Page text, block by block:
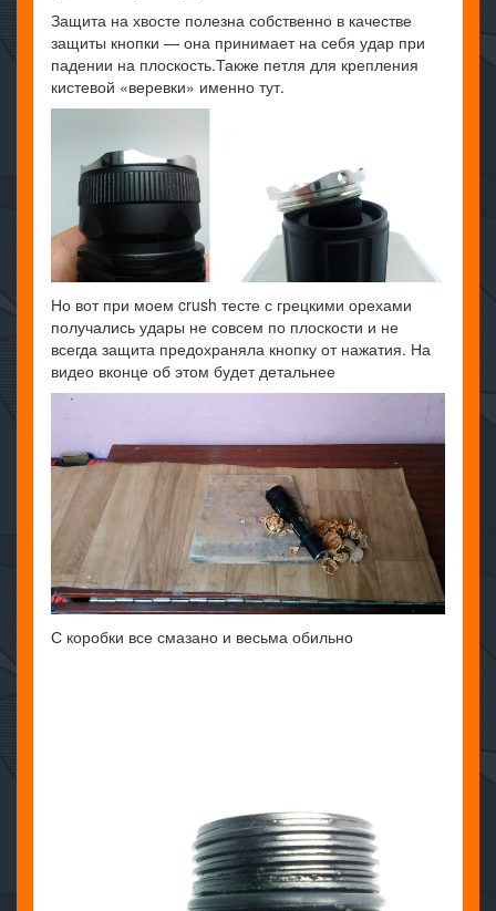
Защита на хвосте полезна собственно в качестве
защиты кнопки — она принимает на себя удар при
падении на плоскость.Также петля для крепления
кистевой «веревки» именно тут.
Но вот при моем crush тесте с грецкими орехами
получались удары не совсем по плоскости и не
всегда защита предохраняла кнопку от нажатия. На
видео вконце об этом будет детальнее
С коробки все смазано и весьма обильно